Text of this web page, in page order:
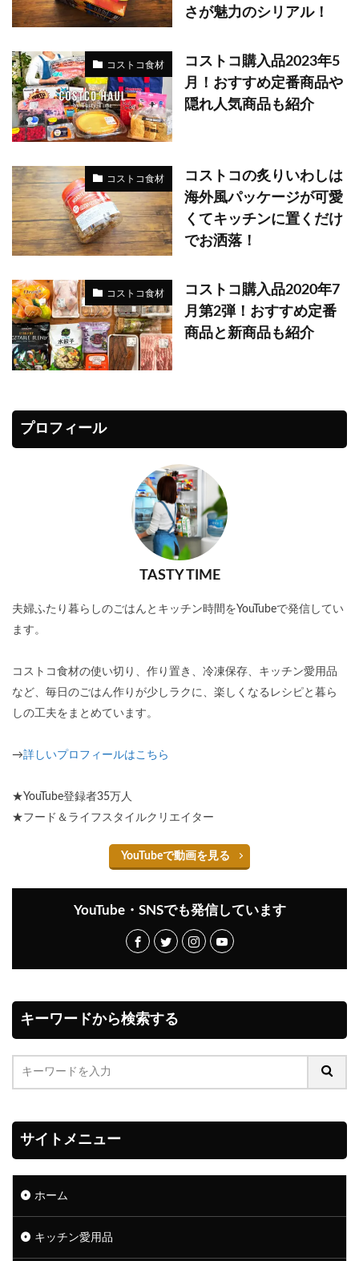
さが魅力のシリアル！
コストコ食材
コストコ購入品2023年5
月！おすすめ定番商品や
隠れ人気商品も紹介
コストコ食材
コストコの炙りいわしは
海外風パッケージが可愛
くてキッチンに置くだけ
でお洒落！
コストコ食材
コストコ購入品2020年7
月第2弾！おすすめ定番
商品と新商品も紹介
プロフィール
TASTY TIME
夫婦ふたり暮らしのごはんとキッチン時間をYouTubeで発信してい
ます。
コストコ食材の使い切り、作り置き、冷凍保存、キッチン愛用品
など、毎日のごはん作りが少しラクに、楽しくなるレシピと暮ら
しの工夫をまとめています。
→詳しいプロフィールはこちら
★YouTube登録者35万人
★フード＆ライフスタイルクリエイター
YouTubeで動画を見る
YouTube・SNSでも発信しています
キーワードから検索する
サイトメニュー
ホーム
キッチン愛用品